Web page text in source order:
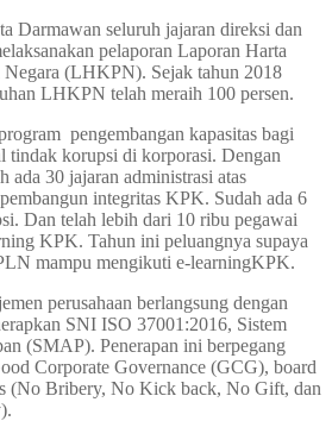
Darmawan seluruh jajaran direksi dan
pelaporan Laporan Harta
Negara (LHKPN). Sejak tahun 2018
LHKPN telah meraih 100 persen.
pengembangan kapasitas bagi
tindak korupsi di korporasi. Dengan
ada 30 jajaran administrasi atas
integritas KPK. Sudah ada 6
Dan telah lebih dari 10 ribu pegawai
KPK. Tahun ini peluangnya supaya
mampu mengikuti e-learningKPK.
perusahaan berlangsung dengan
SNI ISO 37001:2016, Sistem
(SMAP). Penerapan ini berpegang
Corporate Governance (GCG), board
(No Bribery, No Kick back, No Gift, dan